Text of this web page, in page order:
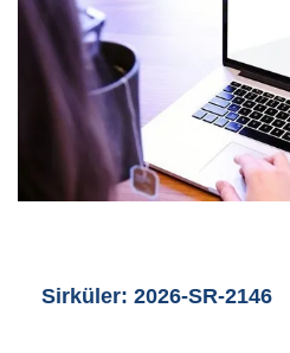
Sirküler: 2026-SR-2146